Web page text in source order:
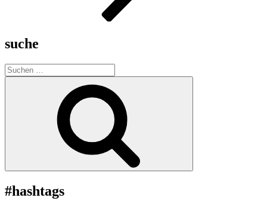
suche
Suche
nach:
#hashtags